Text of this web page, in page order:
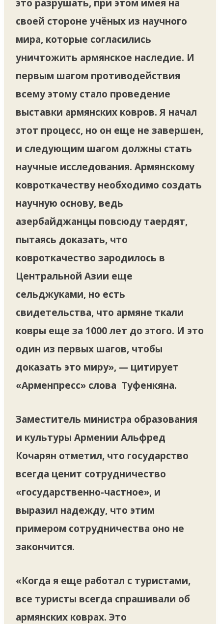
это разрушать, при этом имея на
своей стороне учёных из научного
мира, которые согласились
уничтожить армянское наследие. И
первым шагом противодействия
всему этому стало проведение
выставки армянских ковров. Я начал
этот процесс, но он еще не завершен,
и следующим шагом должны стать
научные исследования. Армянскому
ковроткачеству необходимо создать
научную основу, ведь
азербайджанцы повсюду таердят,
пытаясь доказать, что
ковроткачество зародилось в
Центральной Азии еще
сельджуками, но есть
свидетельства, что армяне ткали
ковры еще за 1000 лет до этого. И это
один из первых шагов, чтобы
доказать это миру», — цитирует
«Арменпресс» слова Туфенкяна.
Заместитель министра образования
и культуры Армении Альфред
Кочарян отметил, что государство
всегда ценит сотрудничество
«государственно-частное», и
выразил надежду, что этим
примером сотрудничества оно не
закончится.
«Когда я еще работал с туристами,
все туристы всегда спрашивали об
армянских коврах. Это